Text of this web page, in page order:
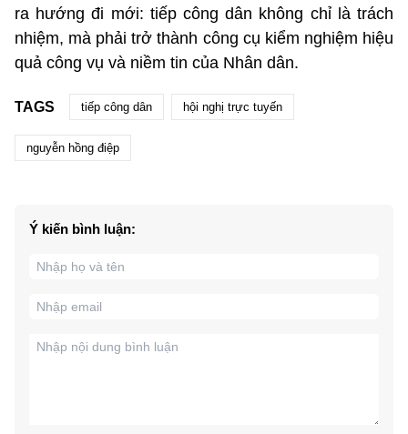
ra hướng đi mới: tiếp công dân không chỉ là trách
nhiệm, mà phải trở thành công cụ kiểm nghiệm hiệu
quả công vụ và niềm tin của Nhân dân.
TAGS tiếp công dân hội nghị trực tuyến
nguyễn hồng điệp
Ý kiến bình luận: